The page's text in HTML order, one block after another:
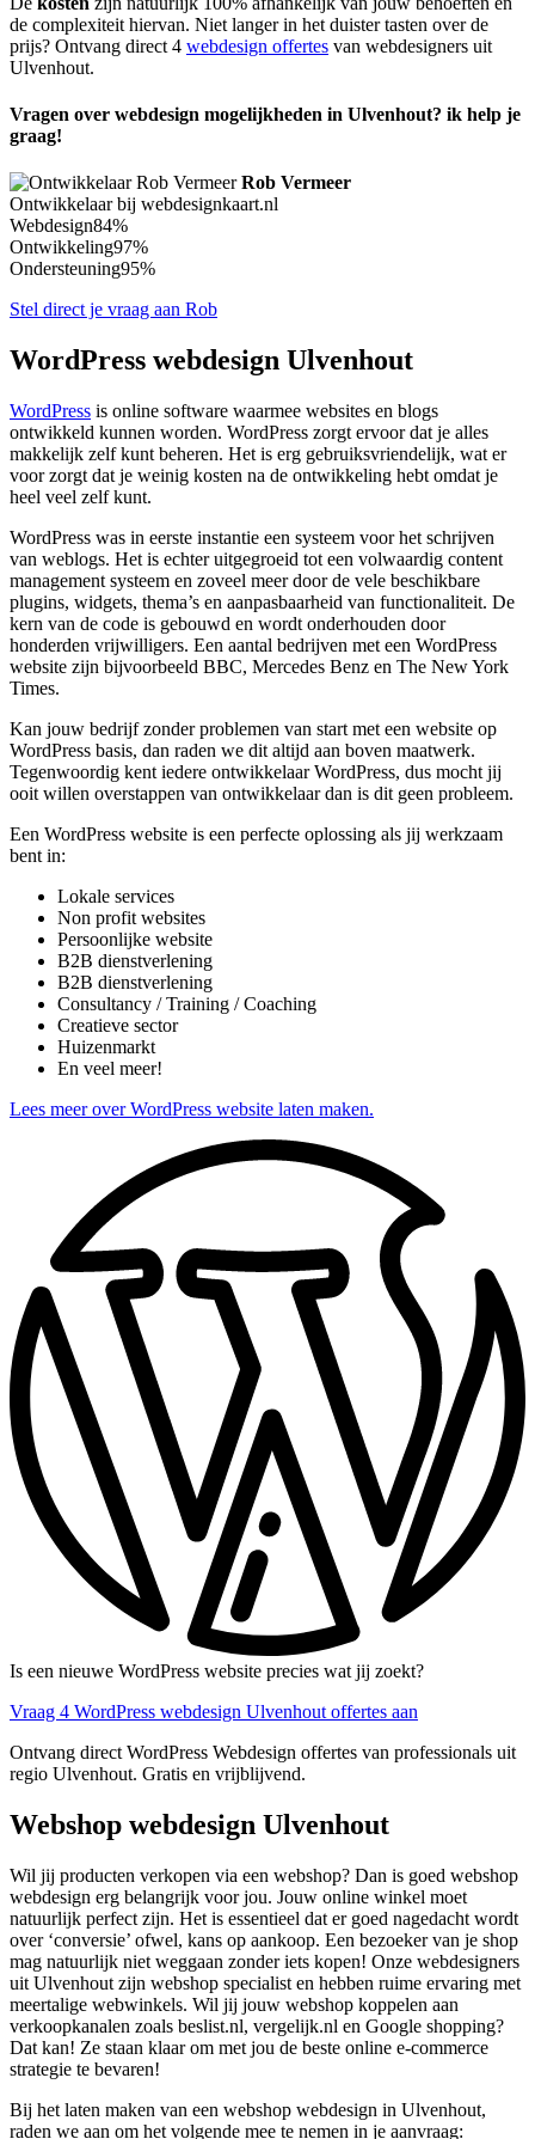
de complexiteit hiervan. Niet langer in het duister tasten over de
prijs? Ontvang direct 4 webdesign offertes van webdesigners uit
Ulvenhout.
Vragen over webdesign mogelijkheden in Ulvenhout? ik help je
graag!
Rob Vermeer
Ontwikkelaar bij webdesignkaart.nl
Webdesign84%
Ontwikkeling97%
Ondersteuning95%
Stel direct je vraag aan Rob
WordPress webdesign Ulvenhout
WordPress is online software waarmee websites en blogs
ontwikkeld kunnen worden. WordPress zorgt ervoor dat je alles
makkelijk zelf kunt beheren. Het is erg gebruiksvriendelijk, wat er
voor zorgt dat je weinig kosten na de ontwikkeling hebt omdat je
heel veel zelf kunt.
WordPress was in eerste instantie een systeem voor het schrijven
van weblogs. Het is echter uitgegroeid tot een volwaardig content
management systeem en zoveel meer door de vele beschikbare
plugins, widgets, thema’s en aanpasbaarheid van functionaliteit. De
kern van de code is gebouwd en wordt onderhouden door
honderden vrijwilligers. Een aantal bedrijven met een WordPress
website zijn bijvoorbeeld BBC, Mercedes Benz en The New York
Times.
Kan jouw bedrijf zonder problemen van start met een website op
WordPress basis, dan raden we dit altijd aan boven maatwerk.
Tegenwoordig kent iedere ontwikkelaar WordPress, dus mocht jij
ooit willen overstappen van ontwikkelaar dan is dit geen probleem.
Een WordPress website is een perfecte oplossing als jij werkzaam
bent in:
Lokale services
Non profit websites
Persoonlijke website
B2B dienstverlening
B2B dienstverlening
Consultancy / Training / Coaching
Creatieve sector
Huizenmarkt
En veel meer!
Lees meer over WordPress website laten maken.
Is een nieuwe WordPress website precies wat jij zoekt?
Vraag 4 WordPress webdesign Ulvenhout offertes aan
Ontvang direct WordPress Webdesign offertes van professionals uit
regio Ulvenhout. Gratis en vrijblijvend.
Webshop webdesign Ulvenhout
Wil jij producten verkopen via een webshop? Dan is goed webshop
webdesign erg belangrijk voor jou. Jouw online winkel moet
natuurlijk perfect zijn. Het is essentieel dat er goed nagedacht wordt
over ‘conversie’ ofwel, kans op aankoop. Een bezoeker van je shop
mag natuurlijk niet weggaan zonder iets kopen! Onze webdesigners
uit Ulvenhout zijn webshop specialist en hebben ruime ervaring met
meertalige webwinkels. Wil jij jouw webshop koppelen aan
verkoopkanalen zoals beslist.nl, vergelijk.nl en Google shopping?
Dat kan! Ze staan klaar om met jou de beste online e-commerce
strategie te bevaren!
Bij het laten maken van een webshop webdesign in Ulvenhout,
raden we aan om het volgende mee te nemen in je aanvraag: